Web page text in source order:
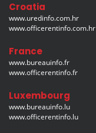
Croatia
www.uredinfo.com.hr
www.officerentinfo.com.hr
France
www.bureauinfo.fr
www.officerentinfo.fr
Luxembourg
www.bureauinfo.lu
www.officerentinfo.lu